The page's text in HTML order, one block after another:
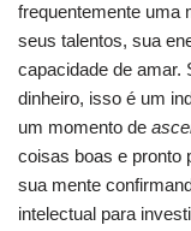
frequentemente uma
seus talentos, sua
capacidade de amar.
dinheiro, isso é um
um momento de
coisas boas e pronto
sua mente
intelectual para